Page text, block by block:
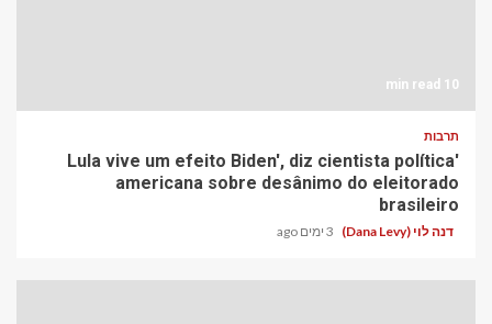
10 min read
תרבות
'Lula vive um efeito Biden', diz cientista política
americana sobre desânimo do eleitorado
brasileiro
דנה לוי (Dana Levy) 3 ימים ago